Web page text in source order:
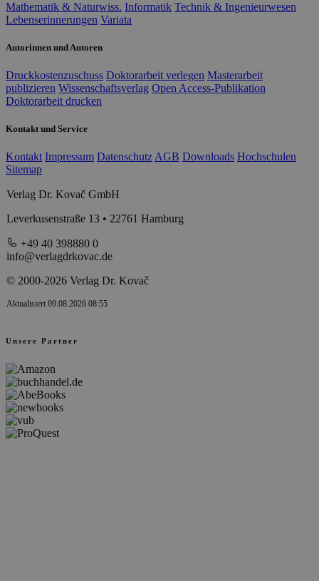
Mathematik & Naturwiss. Informatik Technik & Ingenieurwesen
Lebenserinnerungen Variata
Autorinnen und Autoren
Druckkostenzuschuss Doktorarbeit verlegen Masterarbeit
publizieren Wissenschaftsverlag Open Access-Publikation
Doktorarbeit drucken
Kontakt und Service
Kontakt Impressum Datenschutz AGB Downloads Hochschulen
Sitemap
Verlag Dr. Kovač GmbH
Leverkusenstraße 13 • 22761 Hamburg
+49 40 398880 0
info@verlagdrkovac.de
© 2000-2026 Verlag Dr. Kovač
Aktualisiert 09.08.2026 08:55
Unsere Partner